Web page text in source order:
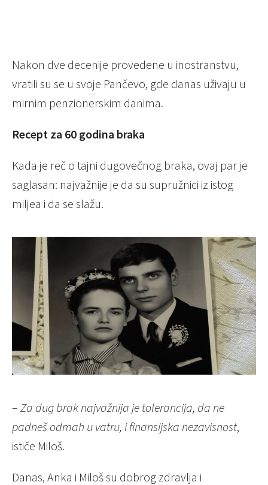
Nakon dve decenije provedene u inostranstvu,
vratili su se u svoje Pančevo, gde danas uživaju u
mirnim penzionerskim danima.
Recept za 60 godina braka
Kada je reč o tajni dugovečnog braka, ovaj par je
saglasan: najvažnije je da su supružnici iz istog
miljea i da se slažu.
– Za dug brak najvažnija je tolerancija, da ne
padneš odmah u vatru, i finansijska nezavisnost,
ističe Miloš.
Danas, Anka i Miloš su dobrog zdravlja i